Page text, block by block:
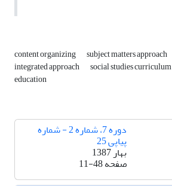
content organizing subject matters approach
integrated approach social studies curriculum
education
دوره 7، شماره 2 - شماره
پیاپی 25
بهار 1387
صفحه11-48